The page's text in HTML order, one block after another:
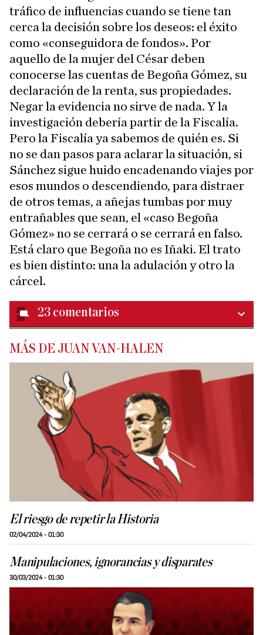
tráfico de influencias cuando se tiene tan
cerca la decisión sobre los deseos: el éxito
como «conseguidora de fondos». Por
aquello de la mujer del César deben
conocerse las cuentas de Begoña Gómez, su
declaración de la renta, sus propiedades.
Negar la evidencia no sirve de nada. Y la
investigación debería partir de la Fiscalía.
Pero la Fiscalía ya sabemos de quién es. Si
no se dan pasos para aclarar la situación, si
Sánchez sigue huido encadenando viajes por
esos mundos o descendiendo, para distraer
de otros temas, a añejas tumbas por muy
entrañables que sean, el «caso Begoña
Gómez» no se cerrará o se cerrará en falso.
Está claro que Begoña no es Iñaki. El trato
es bien distinto: una la adulación y otro la
cárcel.
23 comentarios
MÁS DE JUAN VAN-HALEN
El riesgo de repetir la Historia
02/04/2024 - 01:30
Manipulaciones, ignorancias y disparates
30/03/2024 - 01:30